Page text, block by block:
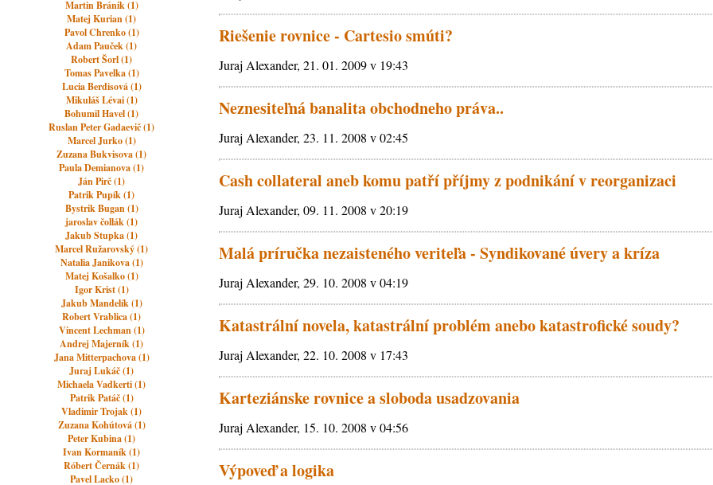
Martin Bránik (1)
Matej Kurian (1)
Pavol Chrenko (1)
Adam Pauček (1)
Robert Šorl (1)
Tomas Pavelka (1)
Lucia Berdisová (1)
Mikuláš Lévai (1)
Bohumil Havel (1)
Ruslan Peter Gadaevič (1)
Marcel Jurko (1)
Zuzana Bukvisova (1)
Paula Demianova (1)
Ján Pirč (1)
Patrik Pupík (1)
Bystrik Bugan (1)
jaroslav čollák (1)
Jakub Stupka (1)
Marcel Ružarovský (1)
Natalia Janikova (1)
Matej Košalko (1)
Igor Krist (1)
Jakub Mandelík (1)
Robert Vrablica (1)
Vincent Lechman (1)
Andrej Majerník (1)
Jana Mitterpachova (1)
Juraj Lukáč (1)
Michaela Vadkerti (1)
Patrik Patáč (1)
Vladimir Trojak (1)
Zuzana Kohútová (1)
Peter Kubina (1)
Ivan Kormaník (1)
Róbert Černák (1)
Pavel Lacko (1)
Riešenie rovnice - Cartesio smúti?
Juraj Alexander, 21. 01. 2009 v 19:43
Neznesiteľná banalita obchodneho práva..
Juraj Alexander, 23. 11. 2008 v 02:45
Cash collateral aneb komu patří příjmy z podnikání v reorganizaci
Juraj Alexander, 09. 11. 2008 v 20:19
Malá príručka nezaisteného veriteľa - Syndikované úvery a kríza
Juraj Alexander, 29. 10. 2008 v 04:19
Katastrální novela, katastrální problém anebo katastrofické soudy?
Juraj Alexander, 22. 10. 2008 v 17:43
Karteziánske rovnice a sloboda usadzovania
Juraj Alexander, 15. 10. 2008 v 04:56
Výpoveď a logika